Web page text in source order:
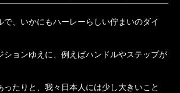
で、いかにもハーレーらしい佇まいのダイ
ションゆえに、例えばハンドルやステップが
ったりと、我々日本人には少し大きいこと